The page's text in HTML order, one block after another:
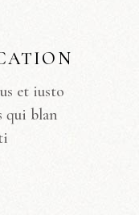
et iusto
qui blan